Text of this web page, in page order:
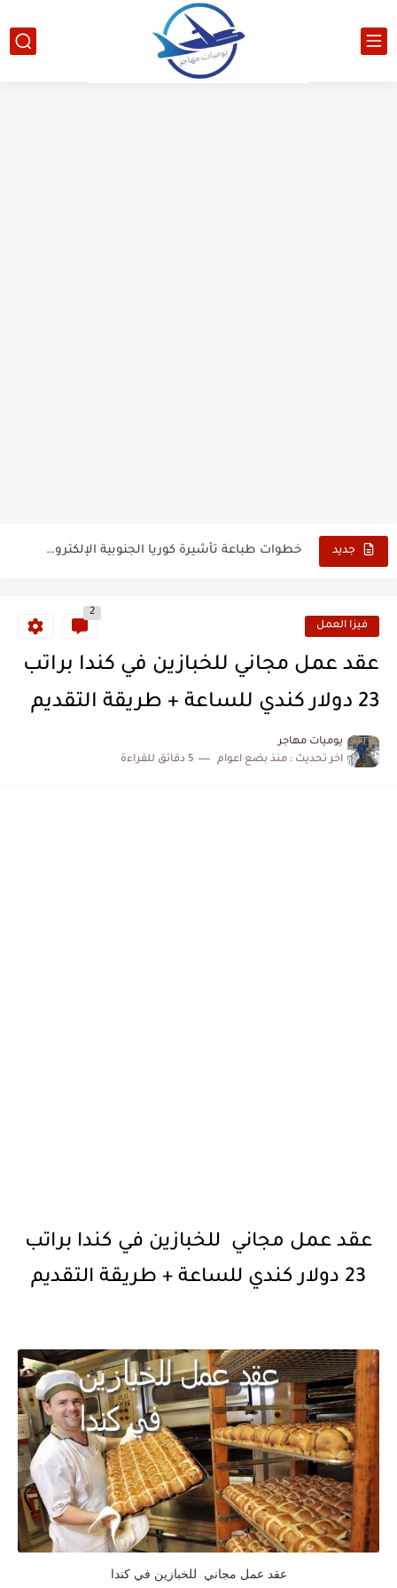
جديد خطوات طباعة تأشيرة كوريا الجنوبية الإلكترونية 2026
فيزا العمل
2
عقد عمل مجاني للخبازين في كندا براتب
23 دولار كندي للساعة + طريقة التقديم
يوميات مهاجر
اخر تحديث : منذ بضع اعوام 5 دقائق للقراءة
عقد عمل مجاني للخبازين في كندا براتب
23 دولار كندي للساعة + طريقة التقديم
عقد عمل مجاني للخبازين في كندا